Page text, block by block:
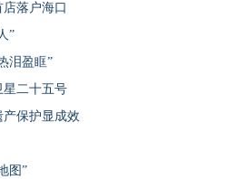
落户海口
”
泪盈眶”
星二十五号
保护显成效
图”